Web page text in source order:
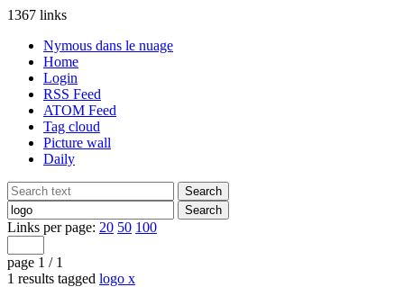
1367 links
Nymous dans le nuage
Home
Login
RSS Feed
ATOM Feed
Tag cloud
Picture wall
Daily
Links per page: 20 50 100
page 1 / 1
1 results tagged logo x